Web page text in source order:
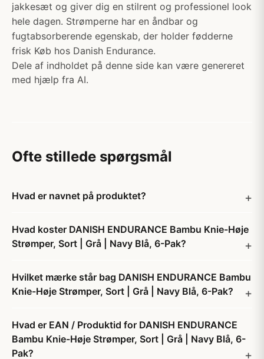
jakkesæt og giver dig en stilrent og professionel look
hele dagen. Strømperne har en åndbar og
fugtabsorberende egenskab, der holder fødderne
frisk Køb hos Danish Endurance.
Dele af indholdet på denne side kan være genereret
med hjælp fra AI.
Ofte stillede spørgsmål
Hvad er navnet på produktet?
Hvad koster DANISH ENDURANCE Bambu Knie-Høje
Strømper, Sort | Grå | Navy Blå, 6-Pak?
Hvilket mærke står bag DANISH ENDURANCE Bambu
Knie-Høje Strømper, Sort | Grå | Navy Blå, 6-Pak?
Hvad er EAN / Produktid for DANISH ENDURANCE
Bambu Knie-Høje Strømper, Sort | Grå | Navy Blå, 6-
Pak?